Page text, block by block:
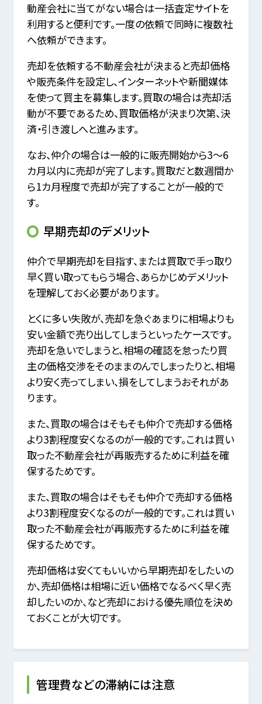
動産会社に当てがない場合は一括査定サイトを
利用すると便利です。一度の依頼で同時に複数社
へ依頼ができます。
売却を依頼する不動産会社が決まると売却価格
や販売条件を設定し、インターネットや新聞媒体
を使って買主を募集します。買取の場合は売却活
動が不要であるため、買取価格が決まり次第、決
済・引き渡しへと進みます。
なお、仲介の場合は一般的に販売開始から3〜6
カ月以内に売却が完了します。買取だと数週間か
ら1カ月程度で売却が完了することが一般的で
す。
早期売却のデメリット
仲介で早期売却を目指す、または買取で手っ取り
早く買い取ってもらう場合、あらかじめデメリット
を理解しておく必要があります。
とくに多い失敗が、売却を急ぐあまりに相場よりも
安い金額で売り出してしまうといったケースです。
売却を急いでしまうと、相場の確認を怠ったり買
主の価格交渉をそのままのんでしまったりと、相場
より安く売ってしまい、損をしてしまうおそれがあ
ります。
また、買取の場合はそもそも仲介で売却する価格
より3割程度安くなるのが一般的です。これは買い
取った不動産会社が再販売するために利益を確
保するためです。
また、買取の場合はそもそも仲介で売却する価格
より3割程度安くなるのが一般的です。これは買い
取った不動産会社が再販売するために利益を確
保するためです。
売却価格は安くてもいいから早期売却をしたいの
か、売却価格は相場に近い価格でなるべく早く売
却したいのか、など売却における優先順位を決め
ておくことが大切です。
管理費などの滞納には注意